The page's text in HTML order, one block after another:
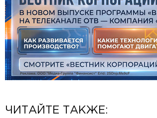
ЧИТАЙТЕ ТАКЖЕ: